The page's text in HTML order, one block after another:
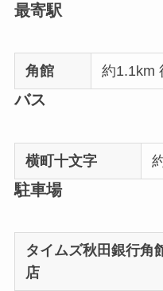
最寄駅
角館 約1.1km
バス
横町十文字
駐車場
タイムズ秋田銀行角
店